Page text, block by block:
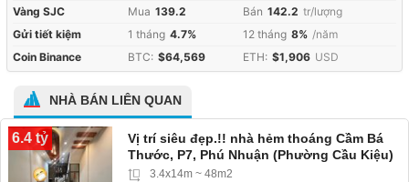
Vàng SJC Mua 139.2 Bán 142.2 tr/lượng
Gửi tiết kiệm
1 tháng 4.7% 12 tháng 8% /năm
Coin Binance
BTC: $64,569 ETH: $1,906 USD
NHÀ BÁN LIÊN QUAN
6.4 tỷ
Vị trí siêu đẹp.!! nhà hẻm thoáng Cầm Bá
Thước, P7, Phú Nhuận (Phường Cầu Kiệu)
hẻm 3m ba gác ra vào
3.4x14m ~ 48m2